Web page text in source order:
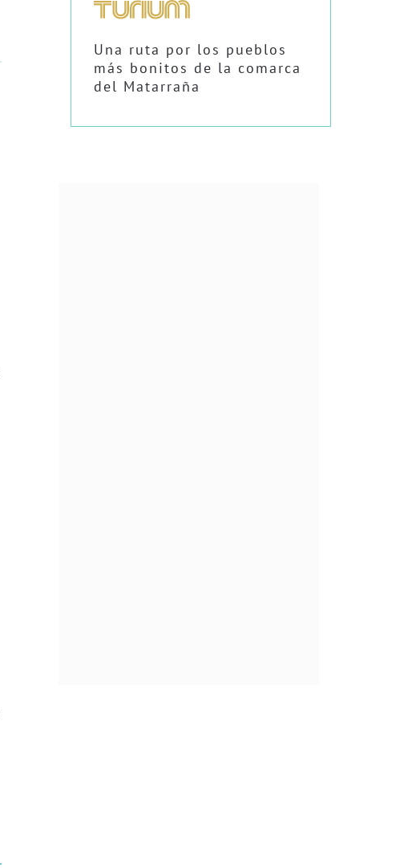
Una ruta por los pueblos
más bonitos de la comarca
del Matarraña